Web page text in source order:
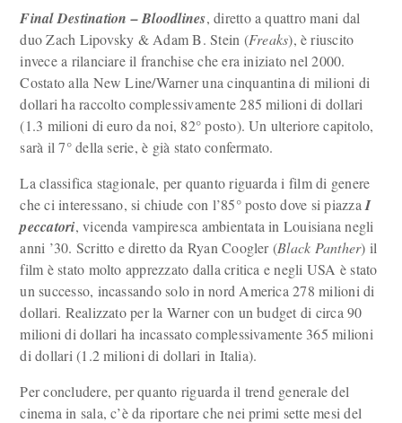
Final Destination – Bloodlines, diretto a quattro mani dal
duo Zach Lipovsky & Adam B. Stein (Freaks), è riuscito
invece a rilanciare il franchise che era iniziato nel 2000.
Costato alla New Line/Warner una cinquantina di milioni di
dollari ha raccolto complessivamente 285 milioni di dollari
(1.3 milioni di euro da noi, 82° posto). Un ulteriore capitolo,
sarà il 7° della serie, è già stato confermato.
La classifica stagionale, per quanto riguarda i film di genere
che ci interessano, si chiude con l’85° posto dove si piazzaI
peccatori, vicenda vampiresca ambientata in Louisiana negli
anni ’30. Scritto e diretto da Ryan Coogler (Black Panther) il
film è stato molto apprezzato dalla critica e negli USA è stato
un successo, incassando solo in nord America 278 milioni di
dollari. Realizzato per la Warner con un budget di circa 90
milioni di dollari ha incassato complessivamente 365 milioni
di dollari (1.2 milioni di dollari in Italia).
Per concludere, per quanto riguarda il trend generale del
cinema in sala, c’è da riportare che nei primi sette mesi del